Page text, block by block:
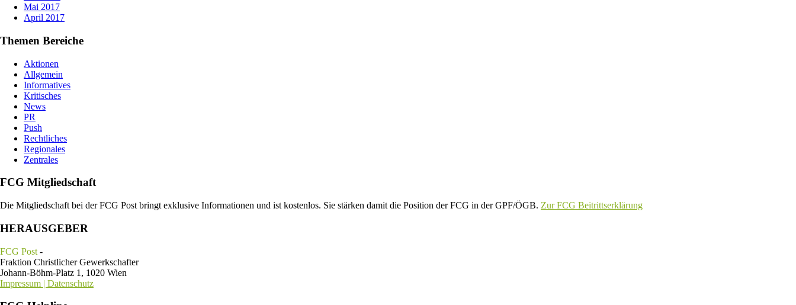
Mai 2017
April 2017
Themen Bereiche
Aktionen
Allgemein
Informatives
Kritisches
News
PR
Push
Rechtliches
Regionales
Zentrales
FCG Mitgliedschaft
Die Mitgliedschaft bei der FCG Post bringt exklusive Informationen und ist kostenlos. Sie stärken damit die Position der FCG in der GPF/ÖGB. Zur FCG Beitrittserklärung
HERAUSGEBER
FCG Post -
Fraktion Christlicher Gewerkschafter
Johann-Böhm-Platz 1, 1020 Wien
Impressum | Datenschutz